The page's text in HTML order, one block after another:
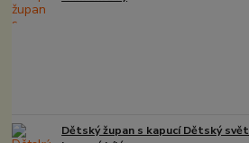
Dětský župan s kapucí Dětský svět